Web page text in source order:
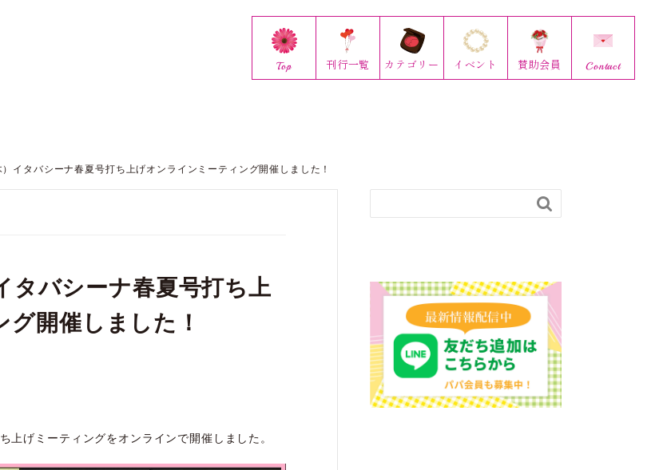
Top 刊行一覧 カテゴリー イベント 賛助会員 Contact
イタバシーナ春夏号打ち上げオンラインミーティング開催しました！
タバシーナ春夏号打ち上
開催しました！
げミーティングをオンラインで開催しました。
